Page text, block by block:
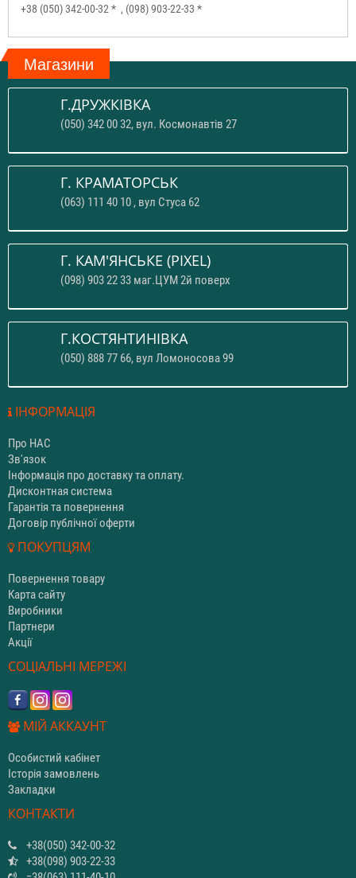
+38 (050) 342-00-32 * , (098) 903-22-33 *
Магазини
Г.ДРУЖКІВКА
(050) 342 00 32, вул. Космонавтів 27
Г. КРАМАТОРСЬК
(063) 111 40 10 , вул Стуса 62
Г. КАМ'ЯНСЬКЕ (PIXEL)
(098) 903 22 33 маг.ЦУМ 2й поверх
Г.КОСТЯНТИНІВКА
(050) 888 77 66, вул Ломоносова 99
ІНФОРМАЦІЯ
Про НАС
Зв'язок
Інформація про доставку та оплату.
Дисконтная система
Гарантія та повернення
Договір публічної оферти
ПОКУПЦЯМ
Повернення товару
Карта сайту
Виробники
Партнери
Акції
СОЦІАЛЬНІ МЕРЕЖІ
МІЙ АККАУНТ
Особистий кабінет
Історія замовлень
Закладки
КОНТАКТИ
+38(050) 342-00-32
+38(098) 903-22-33